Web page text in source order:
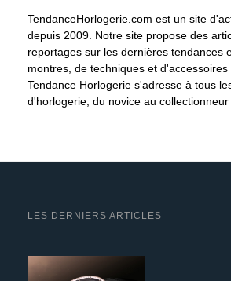
TendanceHorlogerie.com est un site
depuis 2009. Notre site propose des
reportages sur les dernières tendances
montres, de techniques et d'accessoires
Tendance Horlogerie s'adresse à tous
d'horlogerie, du novice au collectionneur
LES DERNIERS ARTICLES